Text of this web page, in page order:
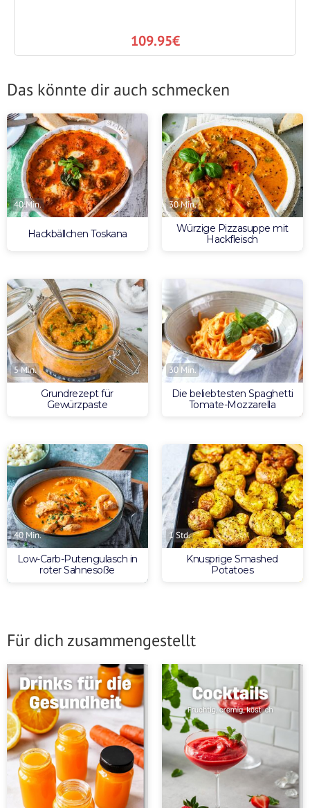
109.95€
Das könnte dir auch schmecken
40 Min.
Hackbällchen Toskana
30 Min.
Würzige Pizzasuppe mit
Hackfleisch
5 Min.
Grundrezept für
Gewürzpaste
30 Min.
Die beliebtesten Spaghetti
Tomate-Mozzarella
40 Min.
Low-Carb-Putengulasch in
roter Sahnesoße
1 Std.
Knusprige Smashed
Potatoes
Für dich zusammengestellt